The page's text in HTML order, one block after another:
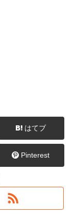
はてブ
Pinterest